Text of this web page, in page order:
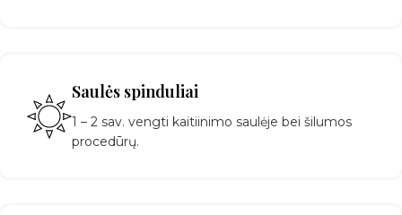
Saulės spinduliai
1 – 2 sav. vengti kaitiinimo saulėje bei šilumos
procedūrų.